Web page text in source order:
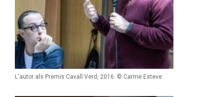
L'autor als Premis Cavall Verd, 2016. © Carme Esteve